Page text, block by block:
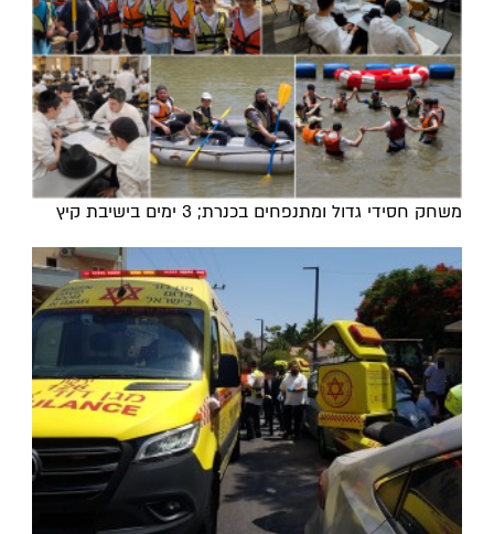
משחק חסידי גדול ומתנפחים בכנרת; 3 ימים בישיבת קיץ